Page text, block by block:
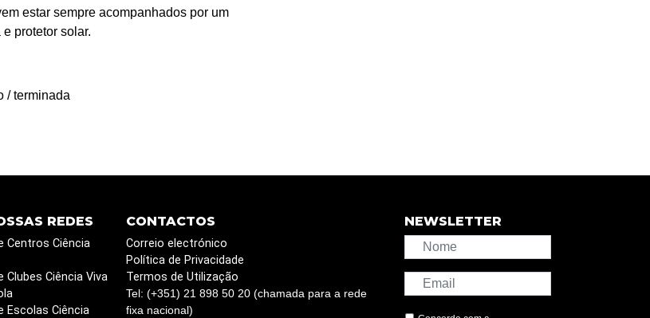
estar sempre acompanhados por um
protetor solar.
/ terminada
REDES
Centros Ciência
Clubes Ciência Viva
Escolas Ciência
CONTACTOS
Correio electrónico
Política de Privacidade
Termos de Utilização
Tel: (+351) 21 898 50 20 (chamada para a rede
fixa nacional)
NEWSLETTER